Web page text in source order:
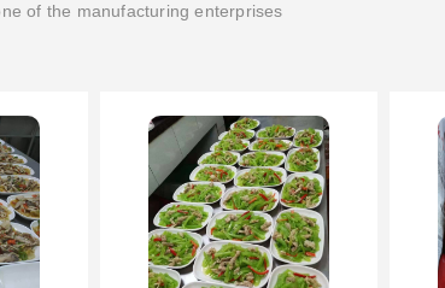
of the manufacturing enterprises